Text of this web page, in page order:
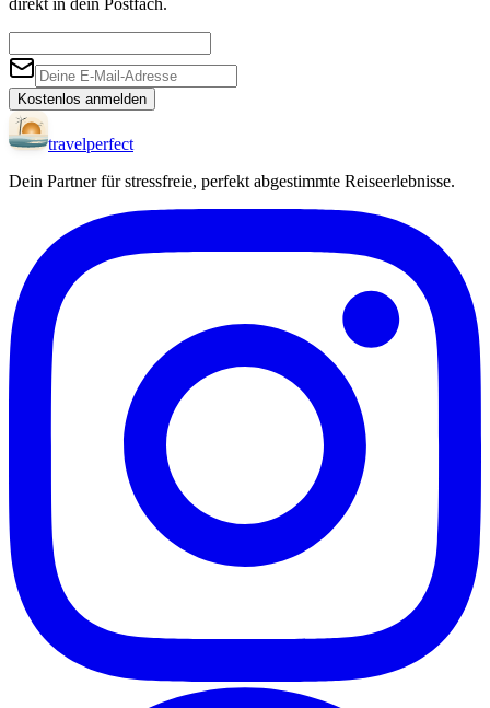
direkt in dein Postfach.
Kostenlos anmelden
travelperfect
Dein Partner für stressfreie, perfekt abgestimmte Reiseerlebnisse.